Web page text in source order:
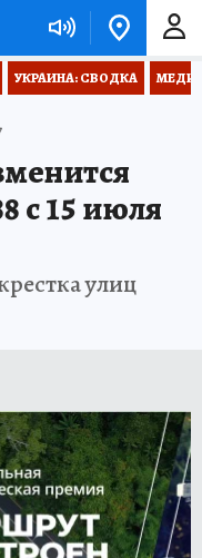
УКРАИНА: СВОДКА
с 15 июля
улиц